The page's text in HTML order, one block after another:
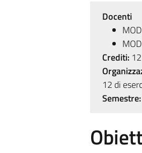
Docenti
Crediti:12
12 di
Semestre: